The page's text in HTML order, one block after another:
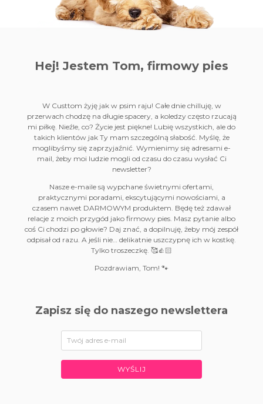
Hej! Jestem Tom, firmowy pies
W Custtom żyję jak w psim raju! Całe dnie chilluję, w
przerwach chodzę na długie spacery, a koledzy często rzucają
mi piłkę. Nieźle, co? Życie jest piękne! Lubię wszystkich, ale do
takich klientów jak Ty mam szczególną słabość. Myślę, że
moglibyśmy się zaprzyjaźnić. Wymienimy się adresami e-
mail, żeby moi ludzie mogli od czasu do czasu wysłać Ci
newsletter?
Nasze e-maile są wypchane świetnymi ofertami,
praktycznymi poradami, ekscytującymi nowościami, a
czasem nawet DARMOWYM produktem. Będę też zdawał
relacje z moich przygód jako firmowy pies. Masz pytanie albo
coś Ci chodzi po głowie? Daj znać, a dopilnuję, żeby mój zespół
odpisał od razu. A jeśli nie… delikatnie uszczypnę ich w kostkę.
Tylko troszeczkę. 🥰👍🏻
Pozdrawiam, Tom! 🐾
Zapisz się do naszego newslettera
WYŚLIJ